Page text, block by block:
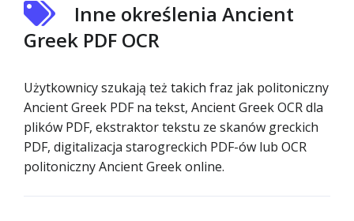
Inne określenia Ancient
Greek PDF OCR
Użytkownicy szukają też takich fraz jak politoniczny
Ancient Greek PDF na tekst, Ancient Greek OCR dla
plików PDF, ekstraktor tekstu ze skanów greckich
PDF, digitalizacja starogreckich PDF-ów lub OCR
politoniczny Ancient Greek online.